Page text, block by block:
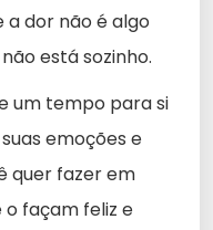
dor não é algo
está sozinho.
um tempo para si
emoções e
quer fazer em
o façam feliz e